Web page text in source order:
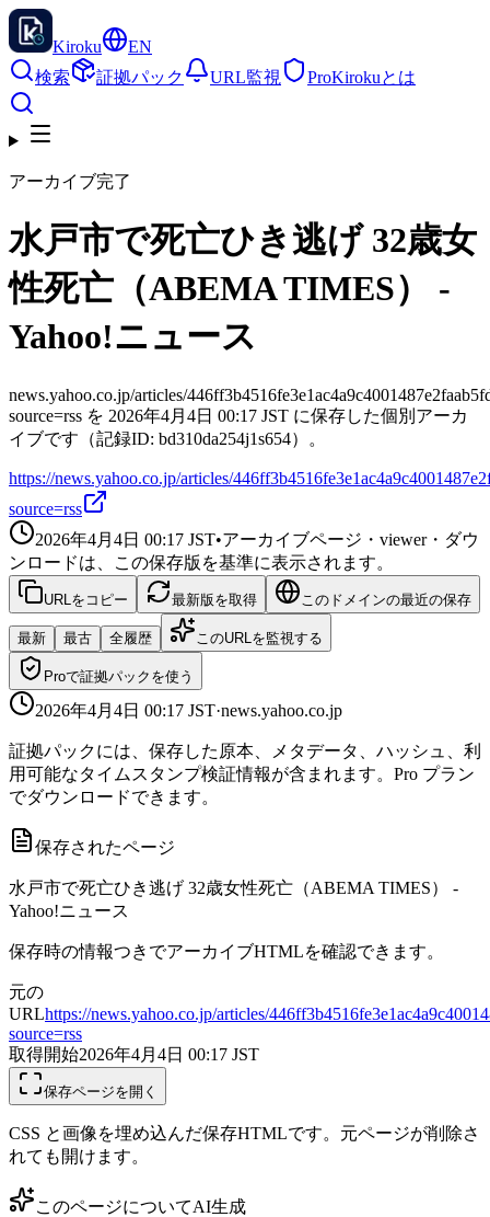
Kiroku
EN
検索
証拠パック URL監視 ProKirokuとは
アーカイブ完了
水戸市で死亡ひき逃げ 32歳女
性死亡（ABEMA TIMES） -
Yahoo!ニュース
news.yahoo.co.jp/articles/
source=rss を 2026年4月4日 00:17 JST に保存した個別アーカ
イブです（記録ID: bd310da254j1s654）。
https://news.yahoo.co.jp/articles/
source=rss
2026年4月4日 00:17 JST•アーカイブページ・viewer・ダウ
ンロードは、この保存版を基準に表示されます。
URLをコピー 最新版を取得 このドメインの最近の保存
最新 最古 全履歴 このURLを監視する
Proで証拠パックを使う
2026年4月4日 00:17 JST·news.yahoo.co.jp
証拠パックには、保存した原本、メタデータ、ハッシュ、利
用可能なタイムスタンプ検証情報が含まれます。Pro プラン
でダウンロードできます。
保存されたページ
水戸市で死亡ひき逃げ 32歳女性死亡（ABEMA TIMES） -
Yahoo!ニュース
保存時の情報つきでアーカイブHTMLを確認できます。
元の
URLhttps://news.yahoo.co.jp/articles/
source=rss
取得開始2026年4月4日 00:17 JST
保存ページを開く
CSS と画像を埋め込んだ保存HTMLです。元ページが削除さ
れても開けます。
このページについてAI生成